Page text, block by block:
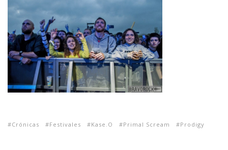
Crónicas Festivales Kase.O Primal Scream Prodigy